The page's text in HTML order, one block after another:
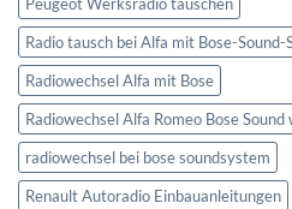
Peugeot Werksradio tauschen
Radio tausch bei Alfa mit Bose-Sound-
Radiowechsel Alfa mit Bose
Radiowechsel Alfa Romeo Bose
radiowechsel bei bose soundsystem‎
Renault Autoradio Einbauanleitungen